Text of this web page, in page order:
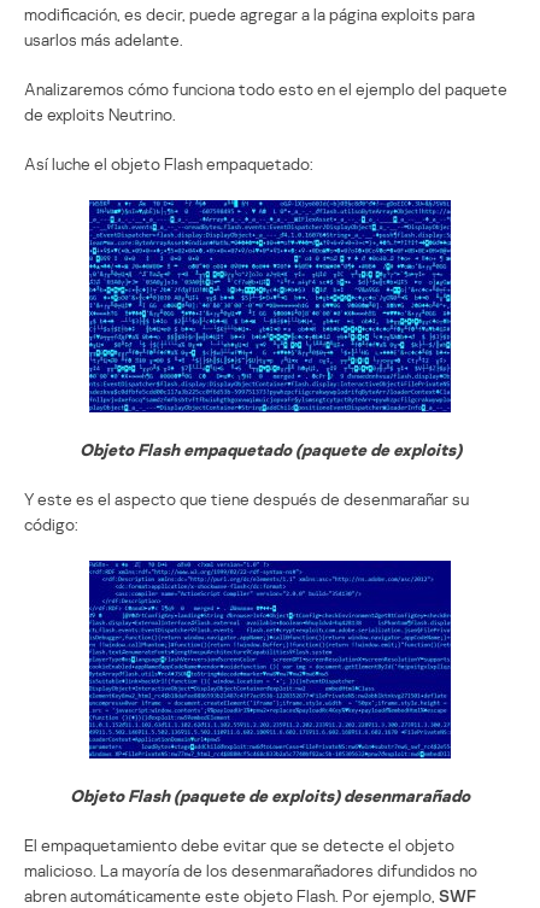
modificación, es decir, puede agregar a la página exploits para
usarlos más adelante.
Analizaremos cómo funciona todo esto en el ejemplo del paquete
de exploits Neutrino.
Así luche el objeto Flash empaquetado:
Objeto Flash empaquetado (paquete de exploits)
Y este es el aspecto que tiene después de desenmarañar su
código:
Objeto Flash (paquete de exploits) desenmarañado
El empaquetamiento debe evitar que se detecte el objeto
malicioso. La mayoría de los desenmarañadores difundidos no
abren automáticamente este objeto Flash. Por ejemplo, SWF